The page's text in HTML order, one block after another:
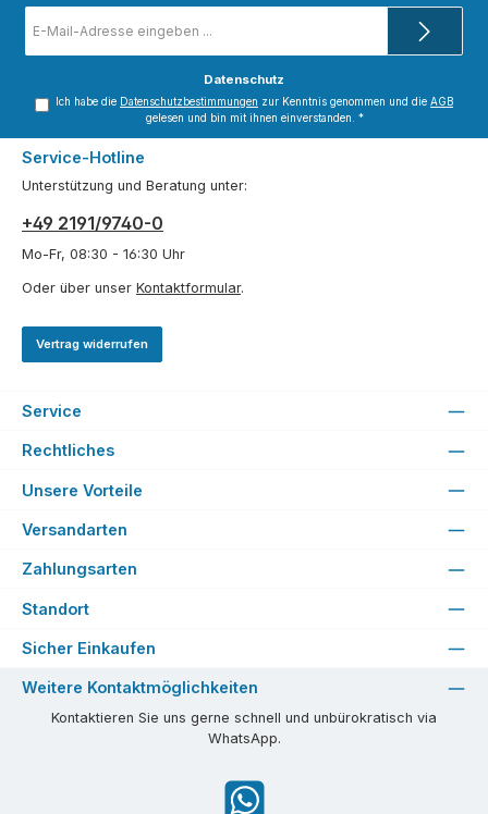
Mail-
Adresse
Datenschutz
Ich habe die Datenschutzbestimmungen zur Kenntnis genommen und die AGB
gelesen und bin mit ihnen einverstanden. *
Service-Hotline
Unterstützung und Beratung unter:
+49 2191/9740-0
Mo-Fr, 08:30 - 16:30 Uhr
Oder über unser Kontaktformular.
Vertrag widerrufen
Service
Rechtliches
Unsere Vorteile
Versandarten
Zahlungsarten
Standort
Sicher Einkaufen
Weitere Kontaktmöglichkeiten
Kontaktieren Sie uns gerne schnell und unbürokratisch via
WhatsApp.
WhatsApp